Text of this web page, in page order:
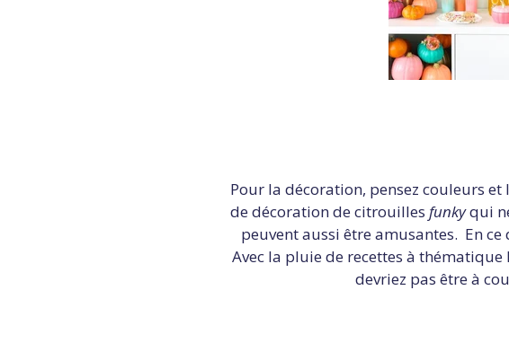
Pour la décoration, pensez couleurs
de décoration de citrouilles funkyqui
peuvent aussi être amusantes. En
Avec la pluie de recettes à
devriez pas être à